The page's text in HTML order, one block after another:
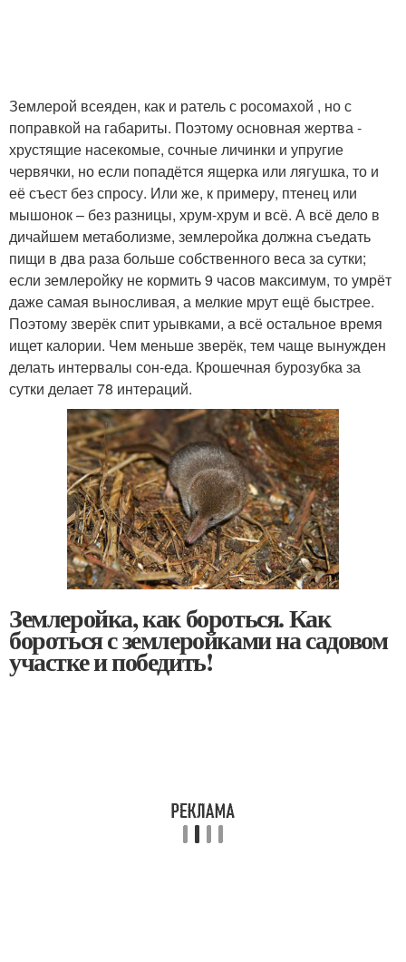
Землерой всеяден, как и ратель с росомахой , но с
поправкой на габариты. Поэтому основная жертва -
хрустящие насекомые, сочные личинки и упругие
червячки, но если попадётся ящерка или лягушка, то и
её съест без спросу. Или же, к примеру, птенец или
мышонок – без разницы, хрум-хрум и всё. А всё дело в
дичайшем метаболизме, землеройка должна съедать
пищи в два раза больше собственного веса за сутки;
если землеройку не кормить 9 часов максимум, то умрёт
даже самая выносливая, а мелкие мрут ещё быстрее.
Поэтому зверёк спит урывками, а всё остальное время
ищет калории. Чем меньше зверёк, тем чаще вынужден
делать интервалы сон-еда. Крошечная бурозубка за
сутки делает 78 интераций.
Землеройка, как бороться. Как
бороться с землеройками на садовом
участке и победить!